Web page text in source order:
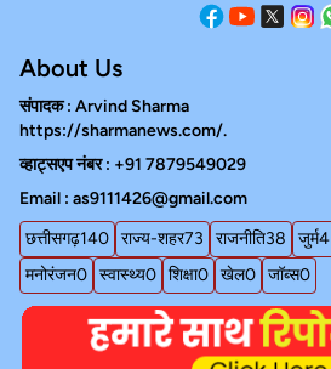
About Us
संपादक : Arvind Sharma
https://sharmanews.com/.
व्हाट्सएप नंबर : +91 7879549029
Email : as9111426@gmail.com
छत्तीसगढ़140 राज्य-शहर73 राजनीति38 जुर्म4
मनोरंजन0 स्वास्थ्य0 शिक्षा0 खेल0 जॉब्स0